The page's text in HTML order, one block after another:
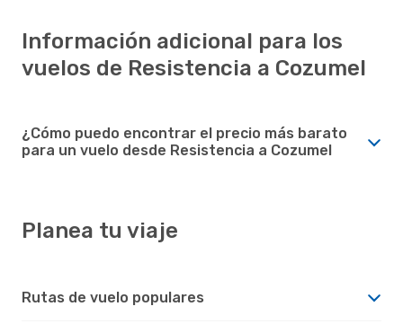
Información adicional para los
vuelos de Resistencia a Cozumel
¿Cómo puedo encontrar el precio más barato
para un vuelo desde Resistencia a Cozumel
Planea tu viaje
Rutas de vuelo populares